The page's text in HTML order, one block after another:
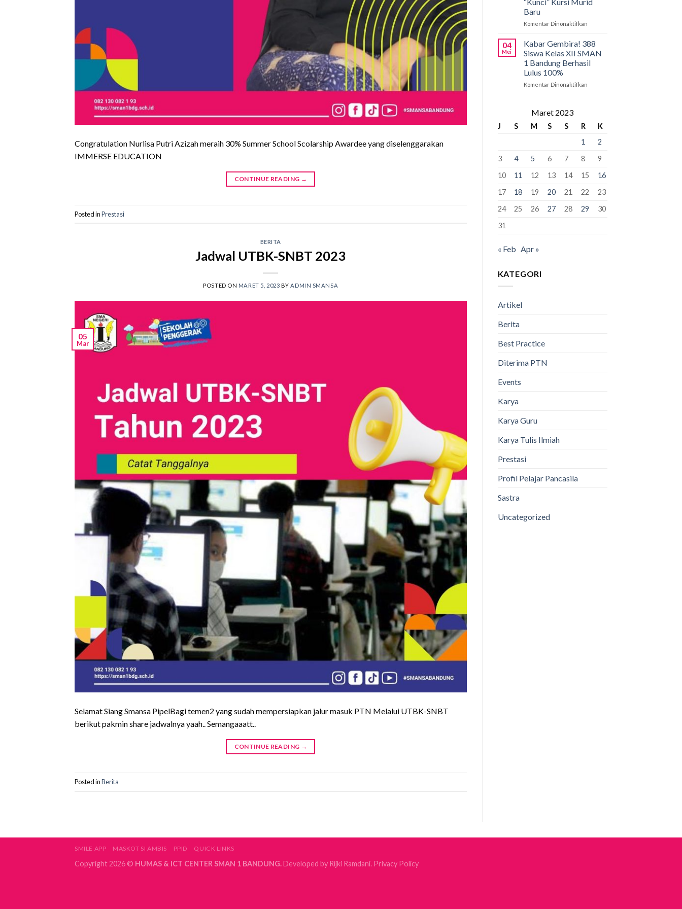
Congratulation Nurlisa Putri Azizah meraih 30% Summer School Scolarship Awardee yang diselenggarakan
IMMERSE EDUCATION
CONTINUE READING →
Posted inPrestasi
BERITA
Jadwal UTBK-SNBT 2023
POSTED ON MARET 5, 2023 BYADMIN SMANSA
05
Mar
Selamat Siang Smansa PipelBagi temen2 yang sudah mempersiapkan jalur masuk PTN Melalui UTBK-SNBT
berikut pakmin share jadwalnya yaah.. Semangaaatt..
CONTINUE READING →
Posted inBerita
Penyangga
SMAN
Pemersatu
Fondasi
Perdamaian
Baru
Komentar Dinonaktifkan
2026:
Tahap
Krusial
yang
04
Mei
Kabar Gembira! 388
Siswa Kelas XII SMAN
1 Bandung Berhasil
Lulus 100%
Komentar Dinonaktifkan
Kelas
SMAN
Bandung
Lulus
100%
Maret 2023
J S M S S R
K
1
2
3
4 5 6 7 8
9
10
11 12 13 14 15
16
17
18 19 20 21 22
23
24
25 26 27 28 29
30
31
« Feb Apr »
KATEGORI
Artikel
Berita
Best Practice
Diterima PTN
Events
Karya
Karya Guru
Karya Tulis Ilmiah
Prestasi
Profil Pelajar Pancasila
Sastra
Uncategorized
SMILE APP MASKOT SI AMBIS PPID QUICK LINKS
Copyright 2026 © HUMAS & ICT CENTER SMAN 1 BANDUNG.Developed by Rijki Ramdani. Privacy Policy